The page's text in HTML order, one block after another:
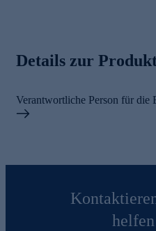
Details zur
Verantwortliche Person für die